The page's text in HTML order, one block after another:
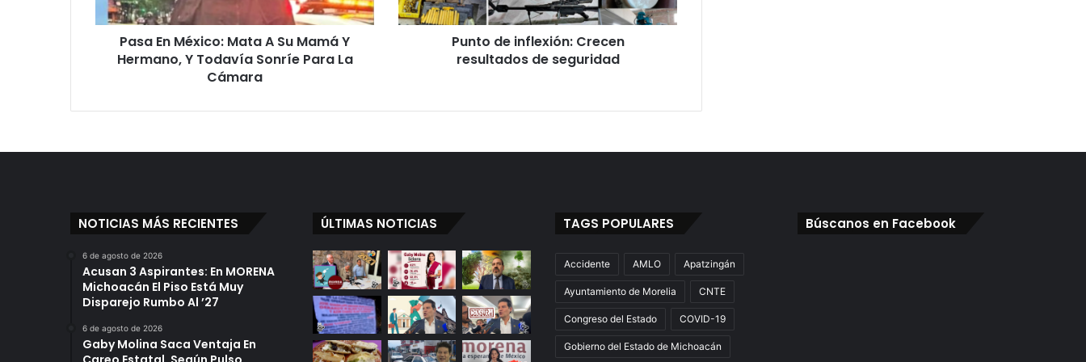
Hermano,
Todavía
Pasa En México: Mata A Su Mamá Y
Hermano, Y Todavía Sonríe Para La
Cámara
Punto de inflexión: Crecen
resultados de seguridad
NOTICIAS MÁS RECIENTES
6 de agosto de 2026
Acusan 3 Aspirantes: En MORENA
Michoacán El Piso Está Muy
Disparejo Rumbo Al ’27
6 de agosto de 2026
Gaby Molina Saca Ventaja En
ÚLTIMAS NOTICIAS TAGS POPULARES
Accidente AMLO Apatzingán
Ayuntamiento de Morelia CNTE
Congreso del Estado COVID-19
Gobierno del Estado de Michoacán
Búscanos en Facebook